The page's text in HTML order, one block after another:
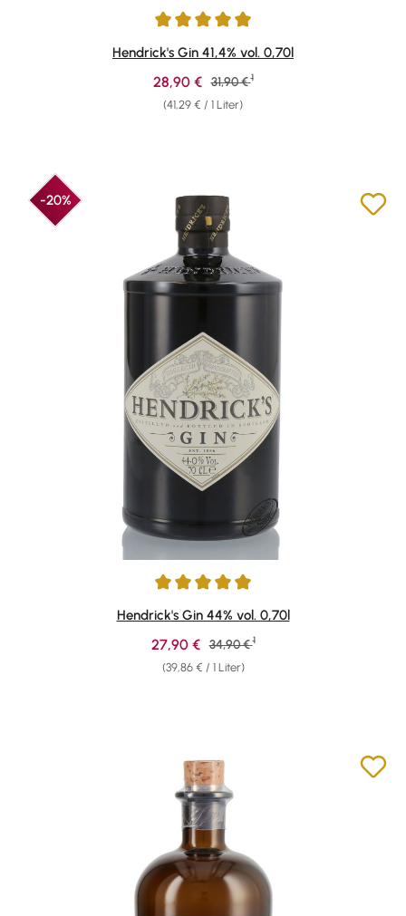
Durchschnittliche Bewertung von 4.89 von 5 Sternen
Hendrick's Gin 41,4% vol. 0,70l
(41,29 € / 1 Liter)
Verkaufspreis:
28,90 € Regulärer Preis:
31,90 € 1
-20%
Durchschnittliche Bewertung von 4.88 von 5 Sternen
Hendrick's Gin 44% vol. 0,70l
(39,86 € / 1 Liter)
Verkaufspreis:
27,90 € Regulärer Preis:
34,90 € 1